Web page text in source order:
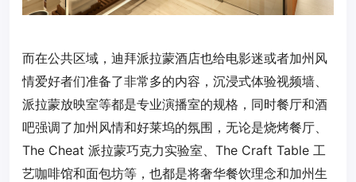
而在公共区域，迪拜派拉蒙酒店也给电影迷或者加州风
情爱好者们准备了非常多的内容，沉浸式体验视频墙、
派拉蒙放映室等都是专业演播室的规格，同时餐厅和酒
吧强调了加州风情和好莱坞的氛围，无论是烧烤餐厅、
The Cheat 派拉蒙巧克力实验室、The Craft Table 工
艺咖啡馆和面包坊等，也都是将奢华餐饮理念和加州生